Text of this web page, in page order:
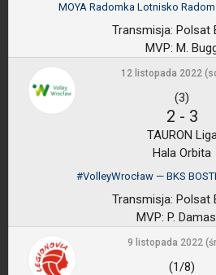
MOYA Radomka Lotnisko
Transmisja: Polsat
MVP: M.
12 listopada 2022
(3)
2 - 3
TAURON
Hala Orbita
#VolleyWrocław — BKS
Transmisja: Polsat
MVP: P.
9 listopada 2022
(1/8)